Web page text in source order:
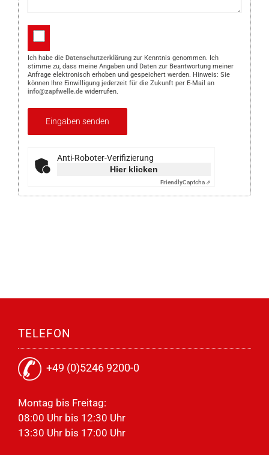
Ich habe die Datenschutzerklärung zur Kenntnis genommen. Ich
stimme zu, dass meine Angaben und Daten zur Beantwortung meiner
Anfrage elektronisch erhoben und gespeichert werden. Hinweis: Sie
können Ihre Einwilligung jederzeit für die Zukunft per E-Mail an
info@zapfwelle.de widerrufen.
Anti-Roboter-Verifizierung
Hier klicken
FriendlyCaptcha ⇗
TELEFON
+49 (0)5246 9200-0
Montag bis Freitag:
08:00 Uhr bis 12:30 Uhr
13:30 Uhr bis 17:00 Uhr